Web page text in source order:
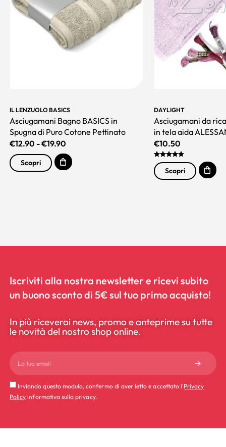
IL LENZUOLO BASICS
Asciugamani Bagno BASICS in
Spugna di Puro Cotone Pettinato
€12.90 -€19.90
Scopri
DAYLIGHT
Asciugamani da
in tela aida
€10.50
Scopri
Iscriviti alla nostra newsletter e ricevi subito
un buono sconto di 5€ sul tuo primo acquisto!
In più riceverai news, promo e anteprime su tutte
le novità del nostro shop online.
Inviando questo modulo, confermo di aver letto e accettato l'Privacy
Policy informativa sulla privacy.